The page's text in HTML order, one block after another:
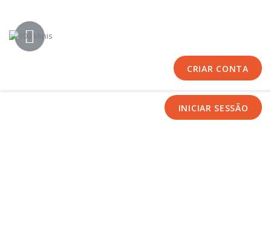
CRIAR CONTA
INICIAR SESSÃO
Sobre Nós
Equipas